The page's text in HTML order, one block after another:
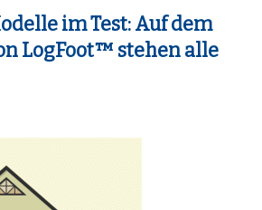
im Test: Auf dem
LogFoot™ stehen alle